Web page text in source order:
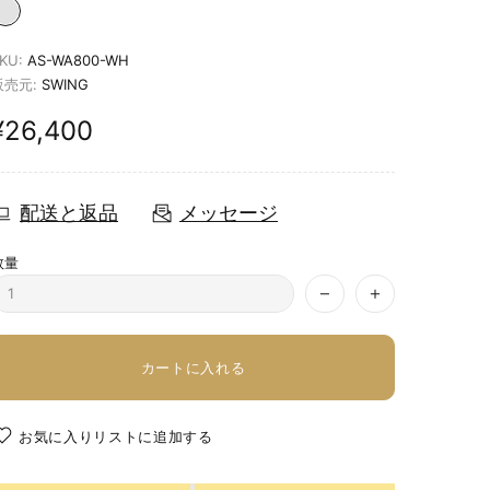
AS-WA800-WH
売元: SWING
配送と返品 メッセージ
量
カートに入れる
お気に入りリストに追加する